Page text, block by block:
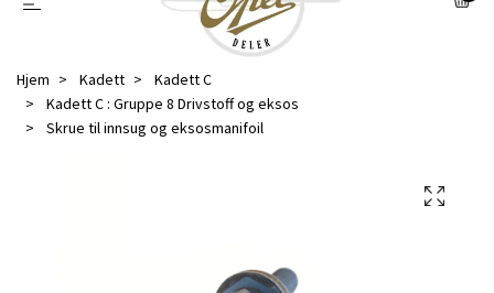
Hjem Kadett
Kadett C
Kadett C : Gruppe 8 Drivstoff og eksos
Skrue til innsug og eksosmanifoil